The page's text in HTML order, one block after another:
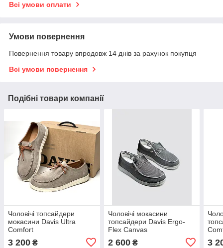
Всі умови оплати
Умови повернення
Повернення товару впродовж 14 днів за рахунок покупця
Всі умови повернення
Подібні товари компанії
Чоловічі топсайдери
мокасини Davis Ultra
Comfort
3 200 ₴
Чоловічі мокасини
топсайдери Davis Ergo-
Flex Canvas
2 600₴ 3